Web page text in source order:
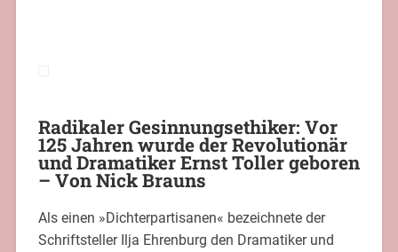
Radikaler Gesinnungsethiker: Vor
125 Jahren wurde der Revolutionär
und Dramatiker Ernst Toller geboren
– Von Nick Brauns
Als einen »Dichterpartisanen« bezeichnete der
Schriftsteller Ilja Ehrenburg den Dramatiker und